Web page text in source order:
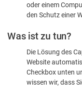
sind
oder einem
den Schutz einer
Was ist zu tun?
Die Lösung des
Website
Checkbox unten
wissen wir, dass